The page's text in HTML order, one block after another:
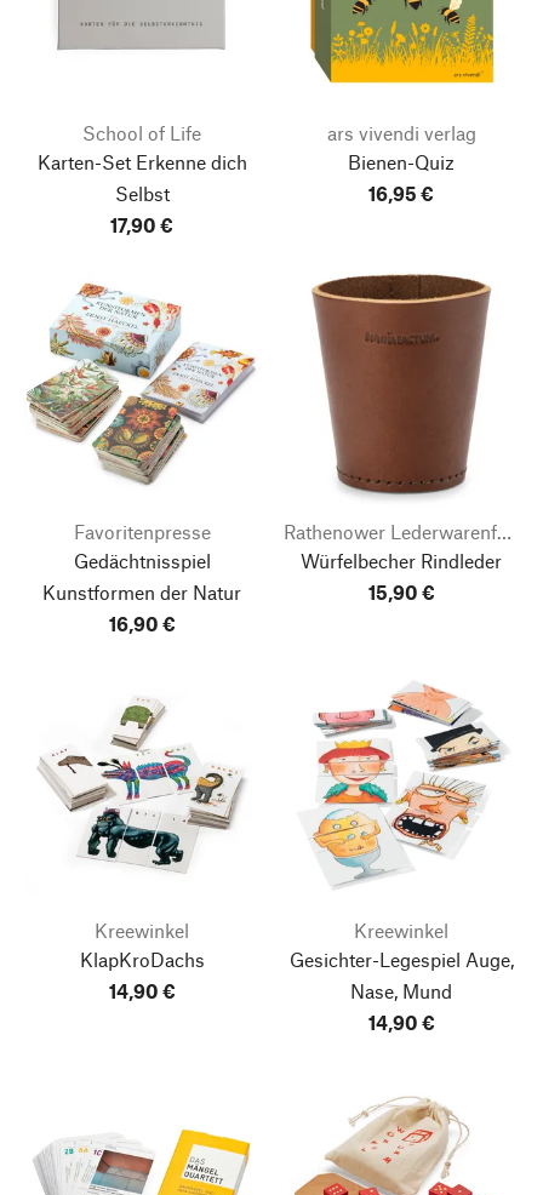
School of Life
Karten-Set Erkenne dich
Selbst
17,90 €
ars vivendi verlag
Bienen-Quiz
16,95 €
Favoritenpresse
Gedächtnisspiel
Kunstformen der Natur
16,90 €
Rathenower Lederwarenfabrik
Würfelbecher Rindleder
15,90 €
Kreewinkel
KlapKroDachs
14,90 €
Kreewinkel
Gesichter-Legespiel Auge,
Nase, Mund
14,90 €